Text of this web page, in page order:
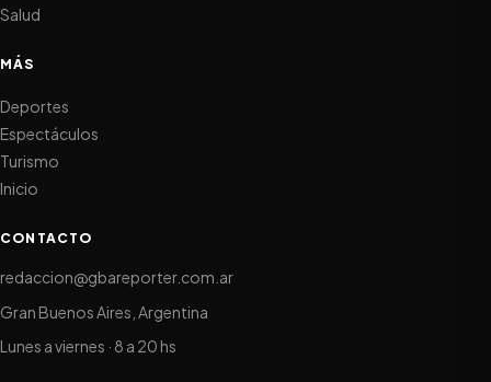
Salud
MÁS
Deportes
Espectáculos
Turismo
Inicio
CONTACTO
redaccion@gbareporter.com.ar
Gran Buenos Aires, Argentina
Lunes a viernes · 8 a 20 hs